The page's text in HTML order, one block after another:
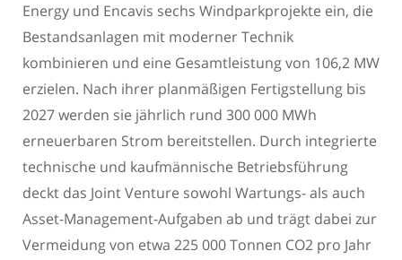
Energy und Encavis sechs Windparkprojekte ein, die
Bestandsanlagen mit moderner Technik
kombinieren und eine Gesamtleistung von 106,2 MW
erzielen. Nach ihrer planmäßigen Fertigstellung bis
2027 werden sie jährlich rund 300 000 MWh
erneuerbaren Strom bereitstellen. Durch integrierte
technische und kaufmännische Betriebsführung
deckt das Joint Venture sowohl Wartungs- als auch
Asset-Management-Aufgaben ab und trägt dabei zur
Vermeidung von etwa 225 000 Tonnen CO2 pro Jahr